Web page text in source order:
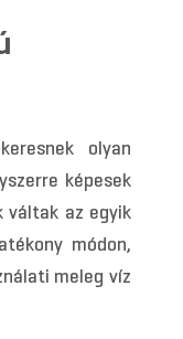
olyan
képesek
váltak az egyik
módon,
meleg víz